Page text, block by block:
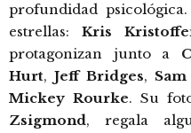
profundidad
estrellas: Kris
protagonizan junto a
Hurt, Jeff Bridges,
Mickey Rourke. Su
Zsigmond, regala